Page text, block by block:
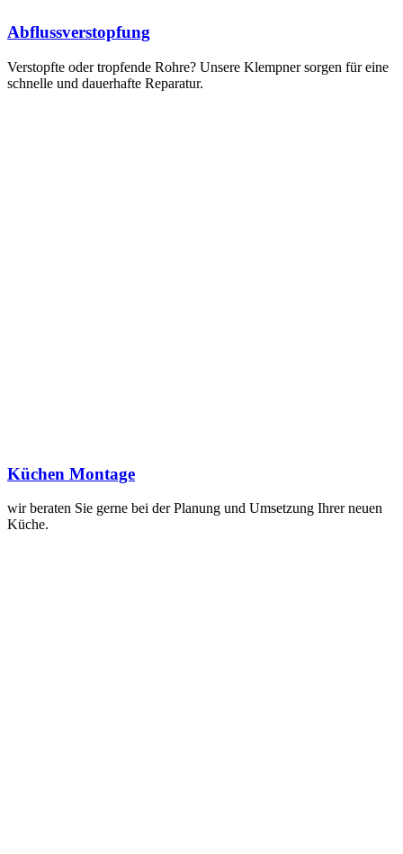
Abflussverstopfung
Verstopfte oder tropfende Rohre? Unsere Klempner sorgen für eine
schnelle und dauerhafte Reparatur.
Küchen Montage
wir beraten Sie gerne bei der Planung und Umsetzung Ihrer neuen
Küche.